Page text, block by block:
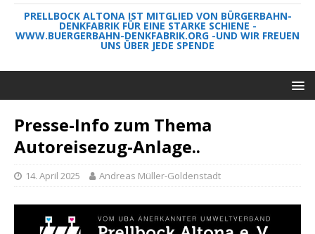
PRELLBOCK ALTONA IST MITGLIED VON BÜRGERBAHN-
DENKFABRIK FÜR EINE STARKE SCHIENE -
WWW.BUERGERBAHN-DENKFABRIK.ORG -UND WIR FREUEN
UNS ÜBER JEDE SPENDE
Presse-Info zum Thema
Autoreisezug-Anlage..
14. April 2025 Andreas Müller-Goldenstadt